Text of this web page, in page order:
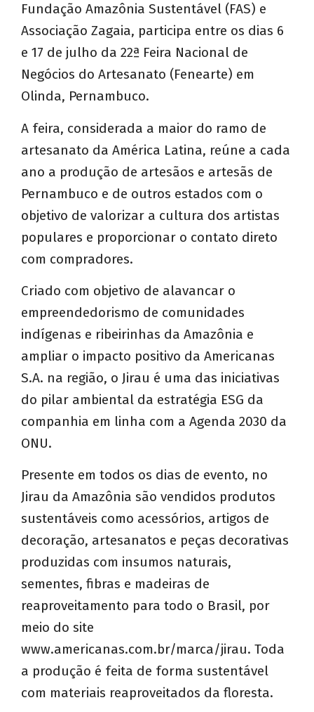
Fundação Amazônia Sustentável (FAS) e
Associação Zagaia, participa entre os dias 6
e 17 de julho da 22ª Feira Nacional de
Negócios do Artesanato (Fenearte) em
Olinda, Pernambuco.
A feira, considerada a maior do ramo de
artesanato da América Latina, reúne a cada
ano a produção de artesãos e artesãs de
Pernambuco e de outros estados com o
objetivo de valorizar a cultura dos artistas
populares e proporcionar o contato direto
com compradores.
Criado com objetivo de alavancar o
empreendedorismo de comunidades
indígenas e ribeirinhas da Amazônia e
ampliar o impacto positivo da Americanas
S.A. na região, o Jirau é uma das iniciativas
do pilar ambiental da estratégia ESG da
companhia em linha com a Agenda 2030 da
ONU.
Presente em todos os dias de evento, no
Jirau da Amazônia são vendidos produtos
sustentáveis como acessórios, artigos de
decoração, artesanatos e peças decorativas
produzidas com insumos naturais,
sementes, fibras e madeiras de
reaproveitamento para todo o Brasil, por
meio do site
www.americanas.com.br/marca/jirau. Toda
a produção é feita de forma sustentável
com materiais reaproveitados da floresta.